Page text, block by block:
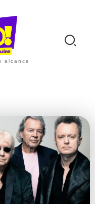
alcance